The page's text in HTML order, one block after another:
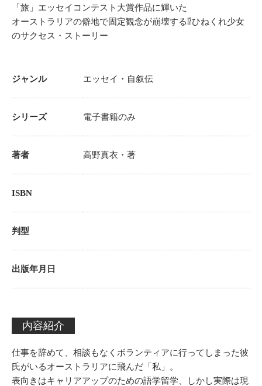
「旅」エッセイコンテスト大賞作品に輝いた
オーストラリアの僻地で固定観念が崩壊する⁉ひねくれ少女
のサクセス・ストーリー
ジャンル エッセイ・自叙伝
シリーズ 電子書籍のみ
著者 高野真衣 ・著
ISBN
判型
出版年月日
内容紹介
仕事を辞めて、相談もなくボランティアに行ってしまった彼
氏がいるオーストラリアに飛んだ「私」。
表向きはキャリアアップのための語学留学、しかし実際は現